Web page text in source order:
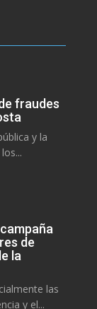
fraudes
y la
de
la
las
y el...